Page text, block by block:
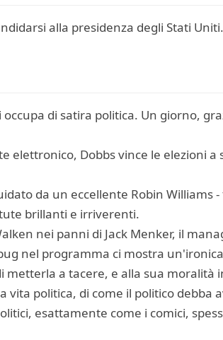
alla presidenza degli Stati
di satira politica. Un giorno,
elettronico, Dobbs vince le elezioni
da un eccellente Robin Williams
brillanti e irriverenti.
nei panni di Jack Menker, il
nel programma ci mostra
metterla a tacere, e alla sua moralità
politica, di come il politico debba
esattamente come i comici,